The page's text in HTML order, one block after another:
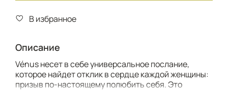
В избранное
Описание
Vénus несет в себе универсальное послание,
которое найдет отклик в сердце каждой женщины:
призыв по-настоящему полюбить себя. Это